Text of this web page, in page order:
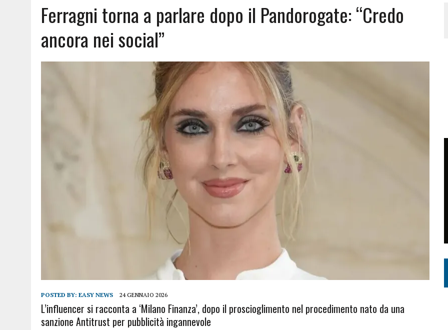
Ferragni torna a parlare dopo il Pandorogate: “Credo
ancora nei social”
POSTED BY: EASY NEWS 24 GENNAIO 2026
L’influencer si racconta a ‘Milano Finanza’, dopo il proscioglimento nel procedimento nato da una
sanzione Antitrust per pubblicità ingannevole